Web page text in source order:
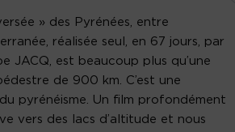
» des Pyrénées, entre
réalisée seul, en 67 jours, par
JACQ, est beaucoup plus qu’une
de 900 km. C’est une
pyrénéisme. Un film profondément
vers des lacs d’altitude et nous